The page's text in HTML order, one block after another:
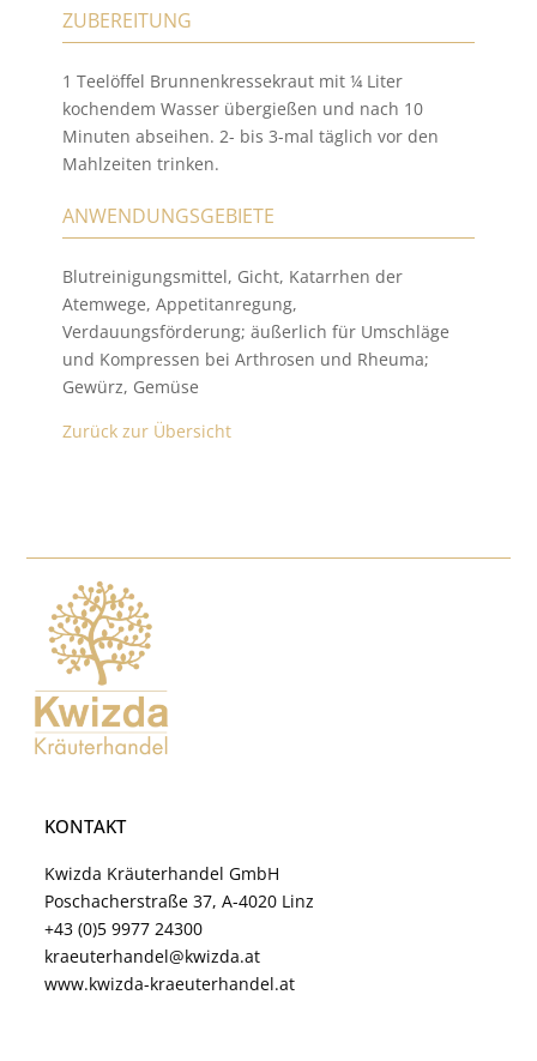
ZUBEREITUNG
1 Teelöffel Brunnenkressekraut mit ¼ Liter
kochendem Wasser übergießen und nach 10
Minuten abseihen. 2- bis 3-mal täglich vor den
Mahlzeiten trinken.
ANWENDUNGSGEBIETE
Blutreinigungsmittel, Gicht, Katarrhen der
Atemwege, Appetitanregung,
Verdauungsförderung; äußerlich für Umschläge
und Kompressen bei Arthrosen und Rheuma;
Gewürz, Gemüse
Zurück zur Übersicht
KONTAKT
Kwizda Kräuterhandel GmbH
Poschacherstraße 37, A-4020 Linz
+43 (0)5 9977 24300
kraeuterhandel@kwizda.at
www.kwizda-kraeuterhandel.at